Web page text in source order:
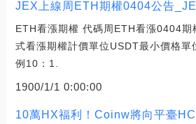
JEX上線周ETH期權0404公告
ETH看漲期權 代碼周ETH看漲0404期
式看漲期權計價單位USDT最小價格
例10：1.
1900/1/1 0:00:00
10萬HX福利！Coinw將向平臺